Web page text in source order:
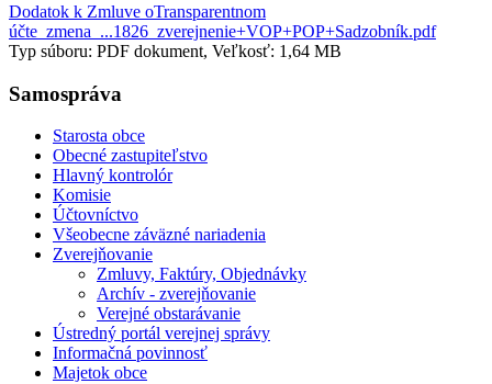
Dodatok k Zmluve oTransparentnom
účte_zmena_...1826_zverejnenie+VOP+POP+Sadzobník.pdf
Typ súboru: PDF dokument, Veľkosť: 1,64 MB
Samospráva
Starosta obce
Obecné zastupiteľstvo
Hlavný kontrolór
Komisie
Účtovníctvo
Všeobecne záväzné nariadenia
Zverejňovanie
Zmluvy, Faktúry, Objednávky
Archív - zverejňovanie
Verejné obstarávanie
Ústredný portál verejnej správy
Informačná povinnosť
Majetok obce